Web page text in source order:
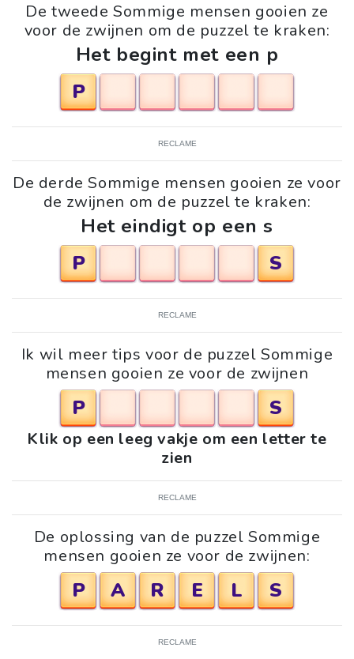
De tweede Sommige mensen gooien ze
voor de zwijnen om de puzzel te kraken:
Het begint met een p
P
RECLAME
De derde Sommige mensen gooien ze voor
de zwijnen om de puzzel te kraken:
Het eindigt op een s
P
S
RECLAME
Ik wil meer tips voor de puzzel Sommige
mensen gooien ze voor de zwijnen
P S
Klik op een leeg vakje om een letter te
zien
RECLAME
De oplossing van de puzzel Sommige
mensen gooien ze voor de zwijnen:
P A R E L S
RECLAME